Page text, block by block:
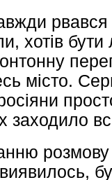
хотів
місто.
заходило